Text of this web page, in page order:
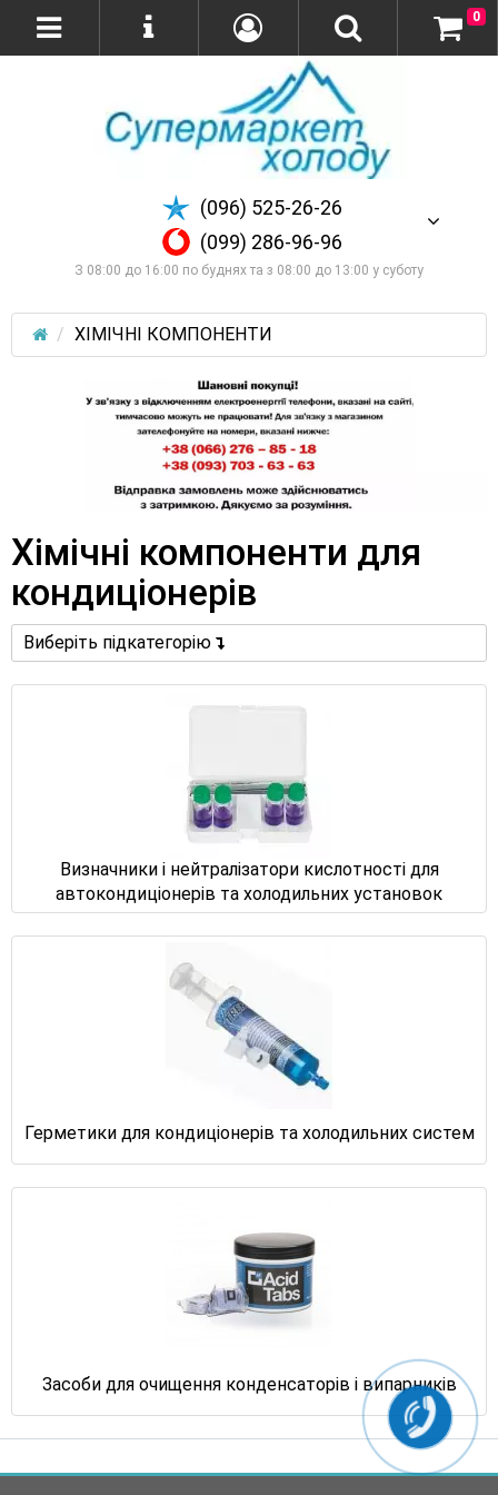
(096) 525-26-26
(099) 286-96-96
З 08:00 до 16:00 по буднях та з 08:00 до 13:00 у суботу
0
ХІМІЧНІ КОМПОНЕНТИ
Хімічні компоненти для
кондиціонерів
Виберіть підкатегорію
Визначники і нейтралізатори кислотності для
автокондиціонерів та холодильних установок
Герметики для кондиціонерів та холодильних систем
Засоби для очищення конденсаторів і випарників